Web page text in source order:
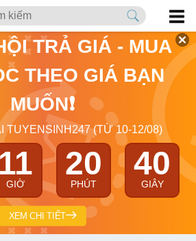
TRẢ GIÁ - MUA
THEO GIÁ BẠN
MUỐN❗
TUYENSINH247 (TỪ 10-12/08)
11
GIỜ
20
PHÚT
40
GIÂY
XEM CHI TIẾT